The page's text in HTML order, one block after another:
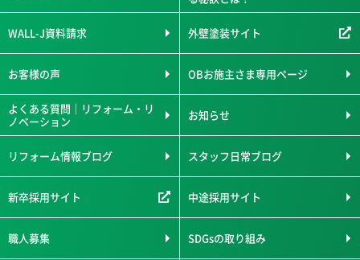
WALL-J資料請求 外壁塗装サイト
お客様の声 OBお施主さま専用ページ
よくある質問｜リフォーム・リ
ノベーション
お知らせ
リフォーム情報ブログ スタッフ日常ブログ
新卒採用サイト 中途採用サイト
職人募集 SDGsの取り組み